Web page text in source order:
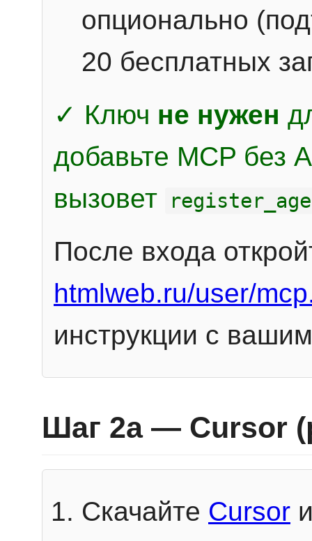
опционально
20 бесплатных
✓ Ключ не нужен
добавьте MCP без
вызовет
После входа
htmlweb.ru/user/
инструкции с
Шаг 2a — Cursor
Скачайте Cursor